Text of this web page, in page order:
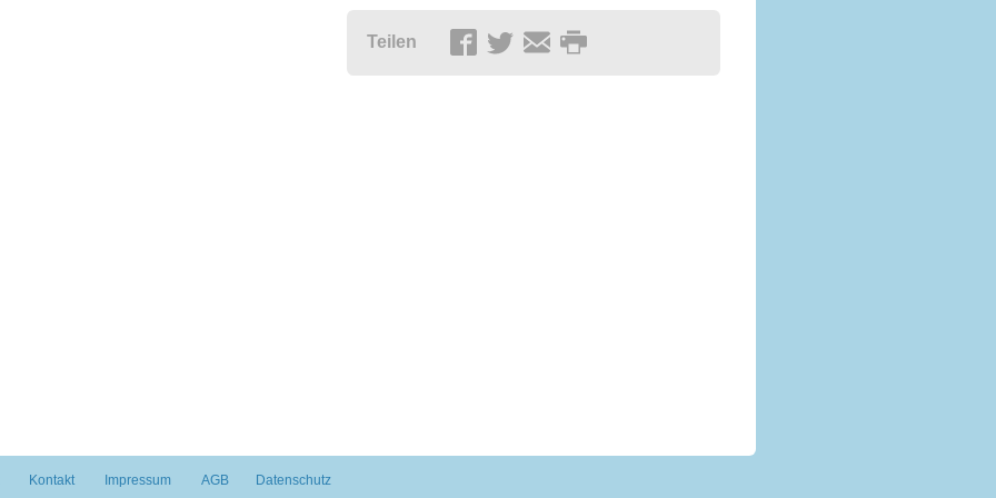
Teilen
Kontakt Impressum AGB Datenschutz